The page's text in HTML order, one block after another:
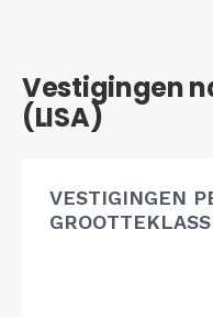
Vestigingen
(LISA)
VESTIGINGEN